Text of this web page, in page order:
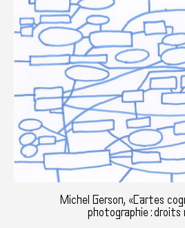
Michel Gerson, «Cartes
photographie : droits